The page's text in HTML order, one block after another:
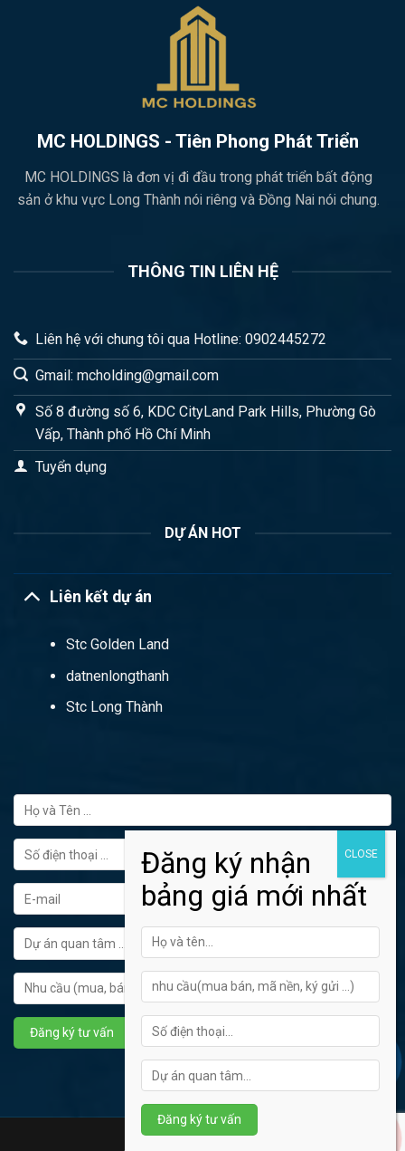
MC HOLDINGS - Tiên Phong Phát Triển
MC HOLDINGS là đơn vị đi đầu trong phát triển bất động
sản ở khu vực Long Thành nói riêng và Đồng Nai nói chung.
THÔNG TIN LIÊN HỆ
Liên hệ với chung tôi qua Hotline: 0902445272
Gmail: mcholding@gmail.com
Số 8 đường số 6, KDC CityLand Park Hills, Phường Gò
Vấp, Thành phố Hồ Chí Minh
Tuyển dụng
DỰ ÁN HOT
Liên kết dự án
Stc Golden Land
datnenlongthanh
Stc Long Thành
Hotline tư vấn: 0902445272
FORM ĐĂNG KÝ TƯ VẤN